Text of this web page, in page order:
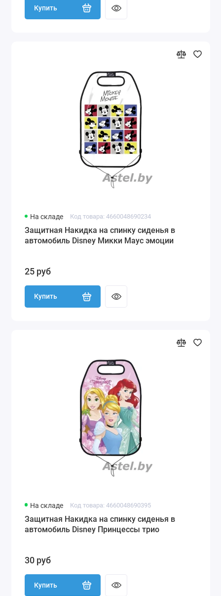
Купить
На складе Код товара: 4660048690234
Защитная Накидка на спинку сиденья в
автомобиль Disney Микки Маус эмоции
25 руб
Купить
На складе Код товара: 4660048690395
Защитная Накидка на спинку сиденья в
автомобиль Disney Принцессы трио
30 руб
Купить